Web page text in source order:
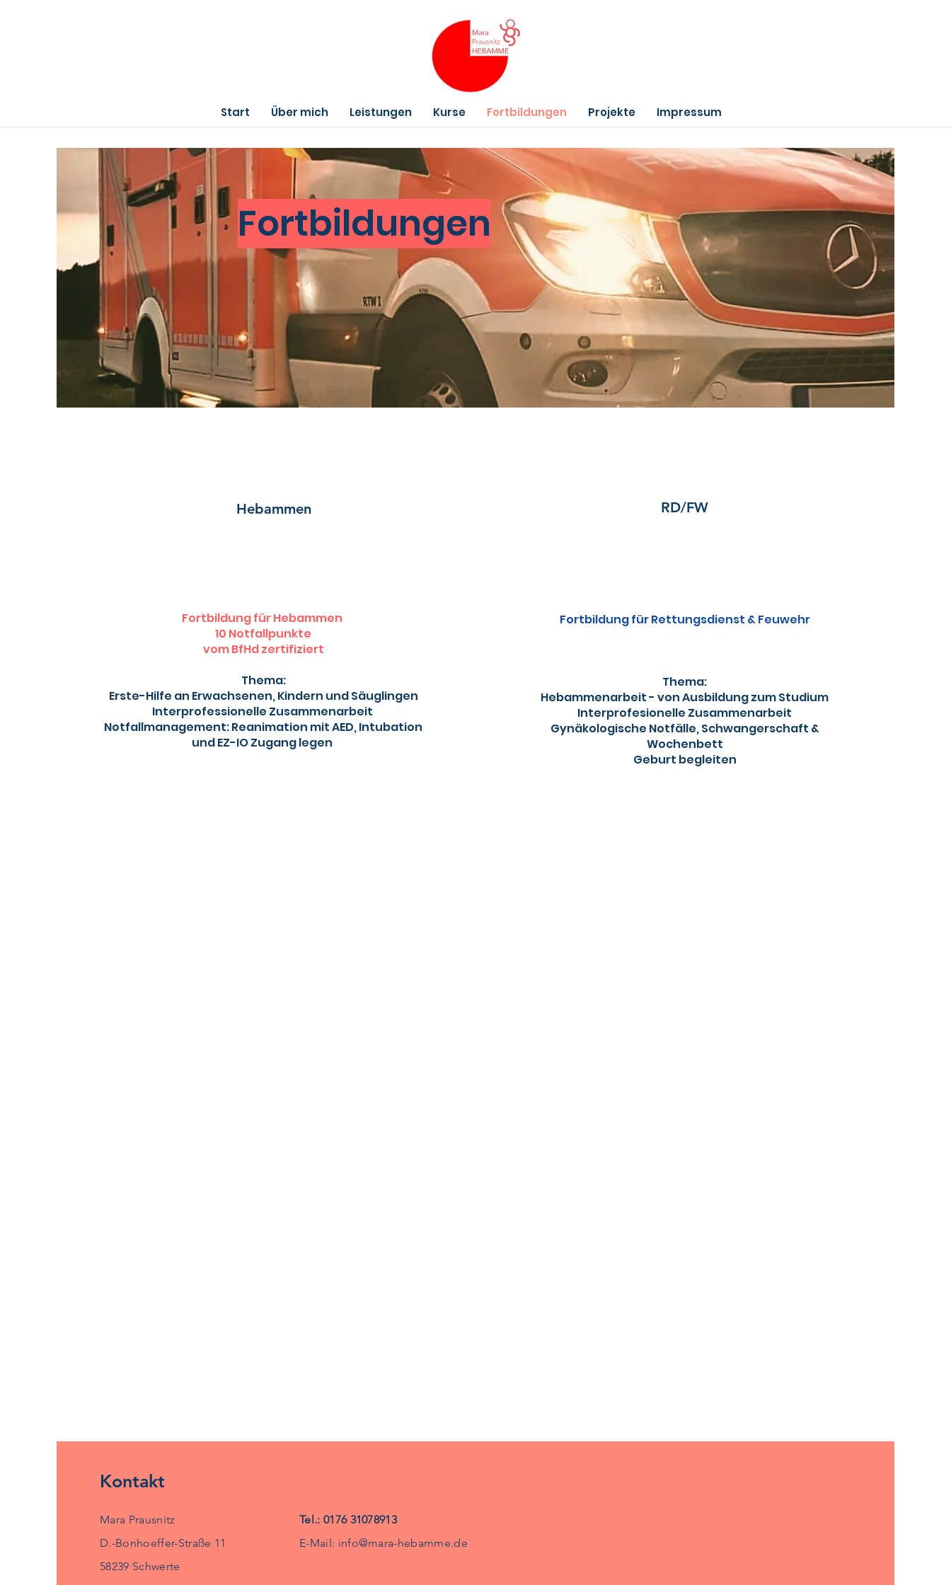
Start Über mich Leistungen Kurse Fortbildungen Projekte Impressum
Fortbildungen
Hebammen
Fortbildung für Hebammen
10 Notfallpunkte
vom BfHd zertifiziert
Thema:
Erste-Hilfe an Erwachsenen, Kindern und Säuglingen
Interprofessionelle Zusammenarbeit
Notfallmanagement: Reanimation mit AED, Intubation
und EZ-IO Zugang legen
RD/FW
Fortbildung für Rettungsdienst & Feuwehr
Thema:
Hebammenarbeit - von Ausbildung zum Studium
Interprofesionelle Zusammenarbeit
Gynäkologische Notfälle, Schwangerschaft &
Wochenbett
Geburt begleiten
Kontakt
Mara Prausnitz
D.-Bonhoeffer-Straße 11
58239 Schwerte
Tel.: 0176 31078913
E-Mail: info@mara-hebamme.de